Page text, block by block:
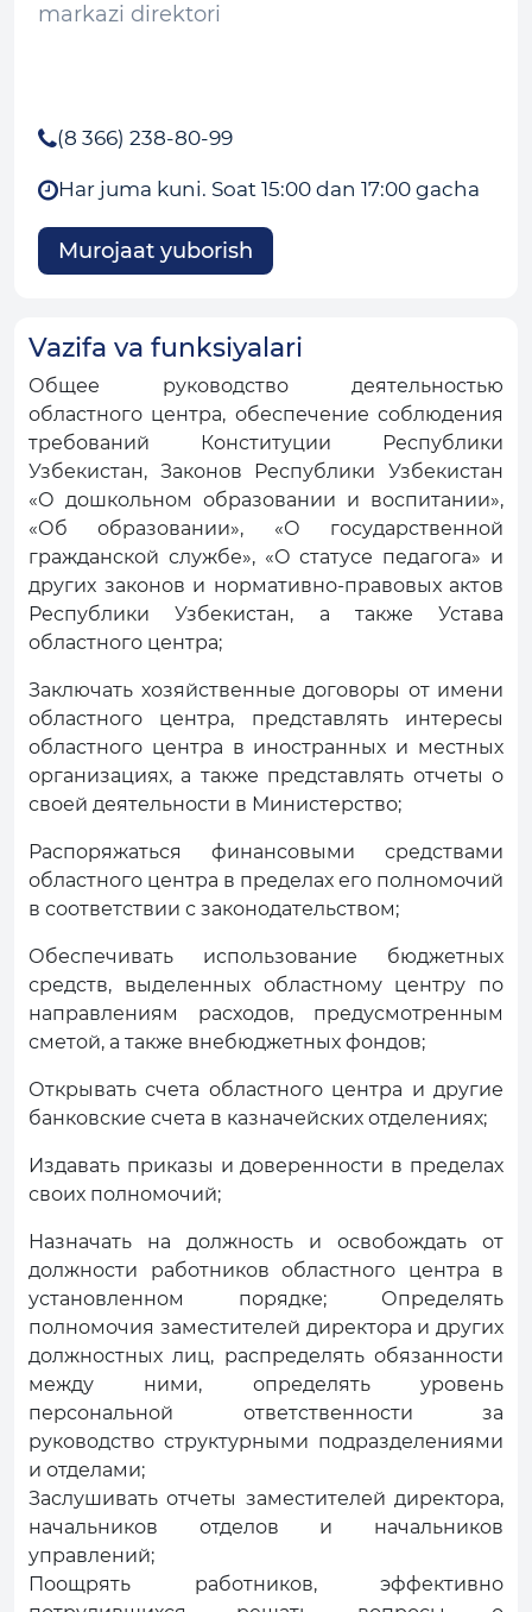
markazi direktori
(8 366) 238-80-99
Har juma kuni. Soat 15:00 dan 17:00 gacha
Murojaat yuborish
Vazifa va funksiyalari
Общее руководство деятельностью
областного центра, обеспечение соблюдения
требований Конституции Республики
Узбекистан, Законов Республики Узбекистан
«О дошкольном образовании и воспитании»,
«Об образовании», «О государственной
гражданской службе», «О статусе педагога» и
других законов и нормативно-правовых актов
Республики Узбекистан, а также Устава
областного центра;
Заключать хозяйственные договоры от имени
областного центра, представлять интересы
областного центра в иностранных и местных
организациях, а также представлять отчеты о
своей деятельности в Министерство;
Распоряжаться финансовыми средствами
областного центра в пределах его полномочий
в соответствии с законодательством;
Обеспечивать использование бюджетных
средств, выделенных областному центру по
направлениям расходов, предусмотренным
сметой, а также внебюджетных фондов;
Открывать счета областного центра и другие
банковские счета в казначейских отделениях;
Издавать приказы и доверенности в пределах
своих полномочий;
Назначать на должность и освобождать от
должности работников областного центра в
установленном порядке; Определять
полномочия заместителей директора и других
должностных лиц, распределять обязанности
между ними, определять уровень
персональной ответственности за
руководство структурными подразделениями
и отделами;
Заслушивать отчеты заместителей директора,
начальников отделов и начальников
управлений;
Поощрять работников, эффективно